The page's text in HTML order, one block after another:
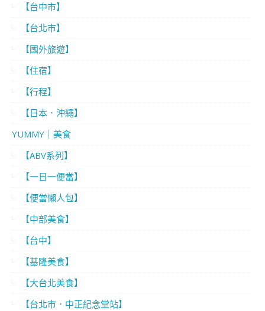
【台中市】
【台北市】
【國外旅遊】
【住宿】
【行程】
【日本．沖繩】
YUMMY｜美食
【ABV系列】
【一日一便當】
【便當懶人包】
【中部美食】
【台中】
【基隆美食】
【大台北美食】
【台北市．中正紀念堂站】